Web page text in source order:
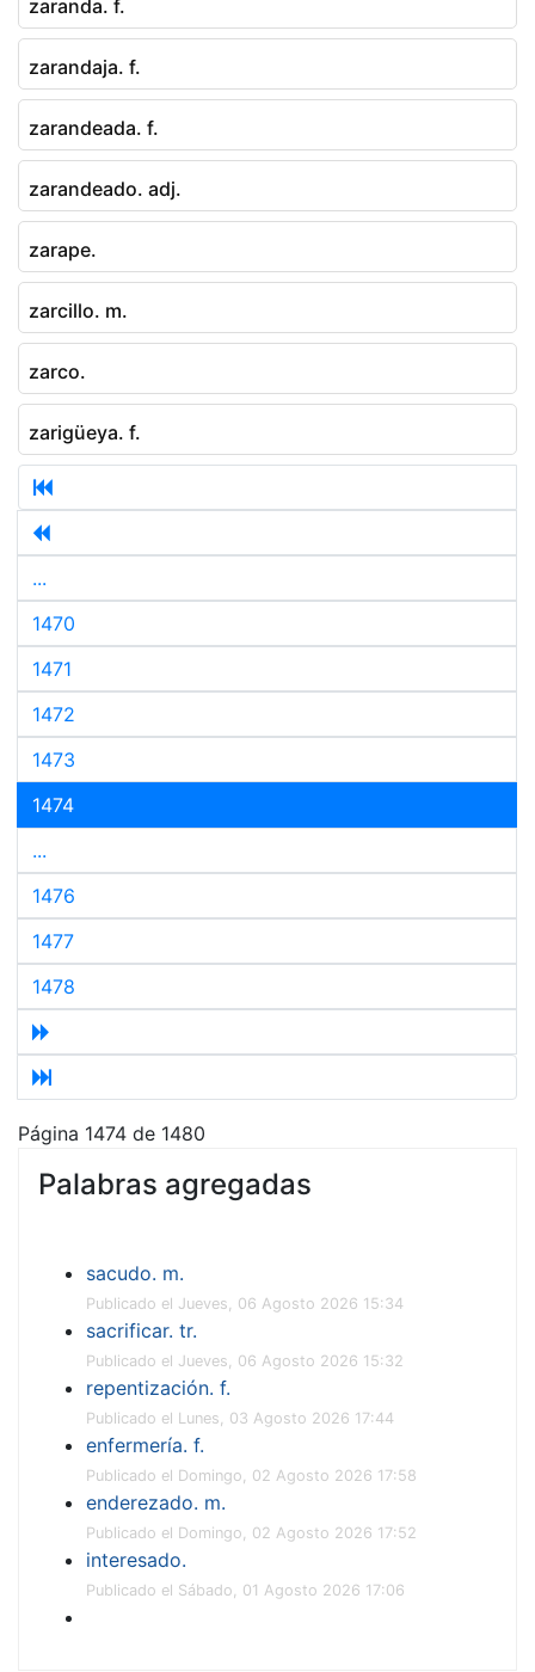
zaranda. f.
zarandaja. f.
zarandeada. f.
zarandeado. adj.
zarape.
zarcillo. m.
zarco.
zarigüeya. f.
...
1470
1471
1472
1473
1474
...
1476
1477
1478
Página 1474 de 1480
Palabras agregadas
sacudo. m.
Publicado el Jueves, 06 Agosto 2026 15:34
sacrificar. tr.
Publicado el Jueves, 06 Agosto 2026 15:32
repentización. f.
Publicado el Lunes, 03 Agosto 2026 17:44
enfermería. f.
Publicado el Domingo, 02 Agosto 2026 17:58
enderezado. m.
Publicado el Domingo, 02 Agosto 2026 17:52
interesado.
Publicado el Sábado, 01 Agosto 2026 17:06